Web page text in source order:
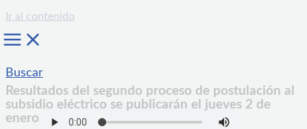
Ir al contenido
Buscar
Resultados del segundo proceso de postulación al
subsidio eléctrico se publicarán el jueves 2 de
enero